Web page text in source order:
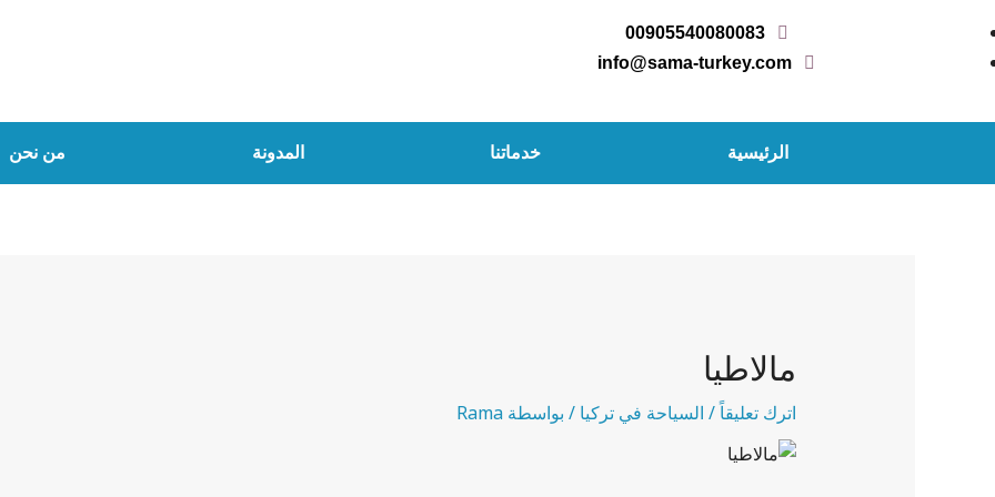
إلى
المحتوى
00905540080083
info@sama-turkey.com
الرئيسية خدماتنا المدونة من نحن
مالاطيا
اترك تعليقاً/ السياحة في تركيا / بواسطة Rama